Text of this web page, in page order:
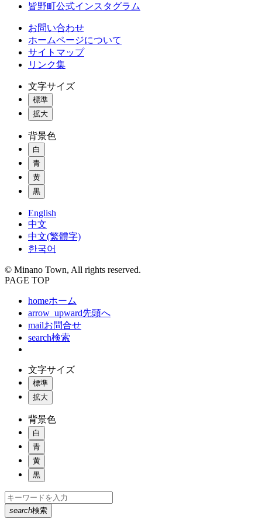
皆野町公式インスタグラム
お問い合わせ
ホームページについて
サイトマップ
リンク集
文字サイズ
標準
拡大
背景色
白
青
黄
黒
English
中文
中文(繁體字)
한국어
© Minano Town, All rights reserved.
PAGE TOP
homeホーム
arrow_upward先頭へ
mailお問合せ
search検索
文字サイズ
標準
拡大
背景色
白
青
黄
黒
search検索